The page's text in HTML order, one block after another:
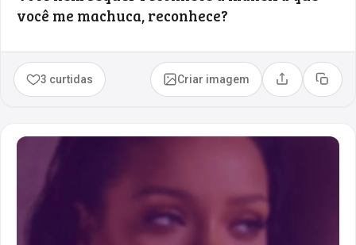
você me machuca, reconhece?
3 curtidas Criar imagem Compartilhar
Copiar